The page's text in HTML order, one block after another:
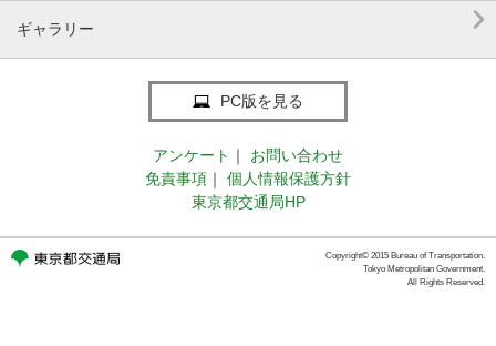
ギャラリー 
PC版を見る
アンケート ｜
お問い合わせ
免責事項 ｜
個人情報保護方針
東京都交通局HP
Copyright© 2015 Bureau of Transportation.
Tokyo Metropolitan Government.
All Rights Reserved.